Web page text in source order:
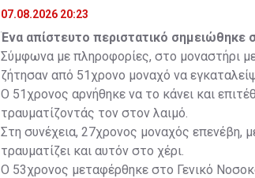
07.08.2026 20:23
Ένα απίστευτο περιστατικό
Σύμφωνα με πληροφορίες, στο μοναστήρι
ζήτησαν από 51χρονο μοναχό να
Ο 51χρονος αρνήθηκε να το κάνει και
τραυματίζοντάς τον στον λαιμό.
Στη συνέχεια, 27χρονος μοναχός επενέβη,
τραυματίζει και αυτόν στο χέρι.
Ο 53χρονος μεταφέρθηκε στο Γενικό